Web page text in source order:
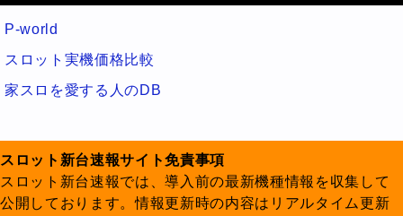
P-world
スロット実機価格比較
家スロを愛する人のDB
スロット新台速報サイト免責事項
スロット新台速報では、導入前の最新機種情報を収集して
公開しております。情報更新時の内容はリアルタイム更新